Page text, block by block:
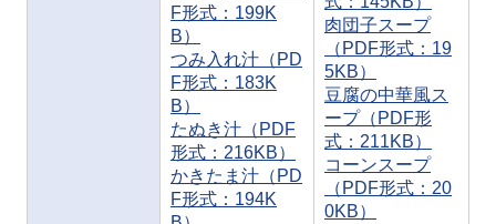
F形式：199K
B）
つみ入れ汁（PD
F形式：183K
B）
たぬき汁（PDF
形式：216KB）
かきたま汁（PD
F形式：194K
肉団子スープ
（PDF形式：19
5KB）
豆腐の中華風ス
ープ（PDF形
式：211KB）
コーンスープ
（PDF形式：20
0KB）